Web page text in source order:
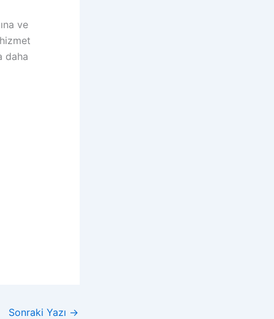
ve
daha
Sonraki Yazı →